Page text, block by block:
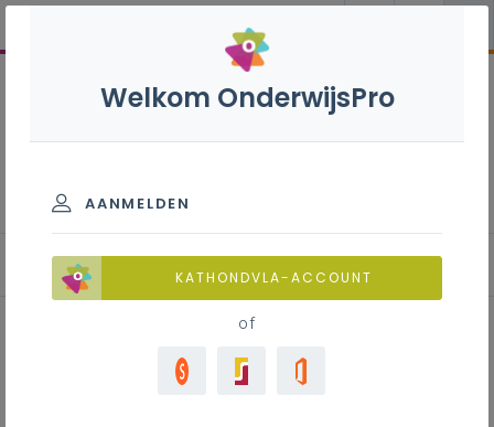
Lessuggestie: Never waste a
Welkom OnderwijsPro
AANMELDEN
KATHONDVLA-ACCOUNT
of